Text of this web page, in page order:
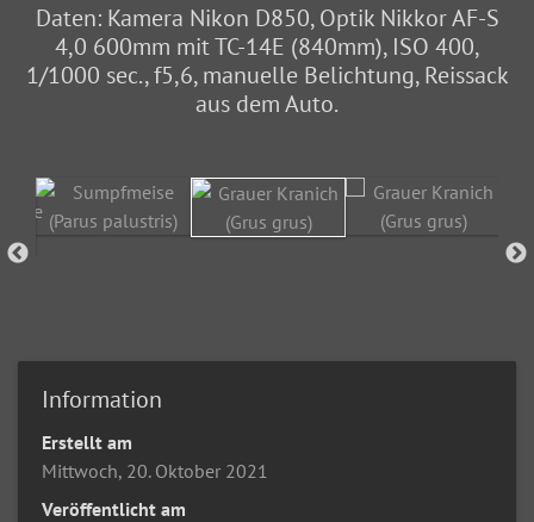
Daten: Kamera Nikon D850, Optik Nikkor AF-S
4,0 600mm mit TC-14E (840mm), ISO 400,
1/1000 sec., f5,6, manuelle Belichtung, Reissack
aus dem Auto.
Information
Erstellt am
Mittwoch, 20. Oktober 2021
Veröffentlicht am